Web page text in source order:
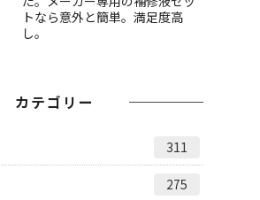
トなら意外と簡単。満足度高
し。
カテゴリー
311
275